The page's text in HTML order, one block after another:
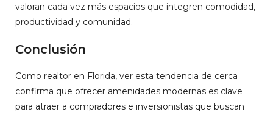
valoran cada vez más espacios que integren comodidad,
productividad y comunidad.
Conclusión
Como realtor en Florida, ver esta tendencia de cerca
confirma que ofrecer amenidades modernas es clave
para atraer a compradores e inversionistas que buscan